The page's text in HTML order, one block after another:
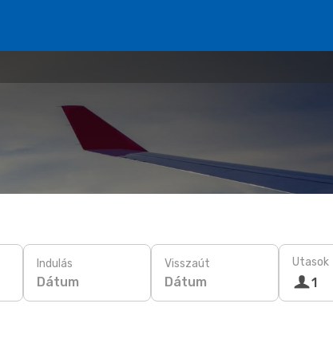
Indulás
Dátum
Visszaút
Dátum
Utasok
1